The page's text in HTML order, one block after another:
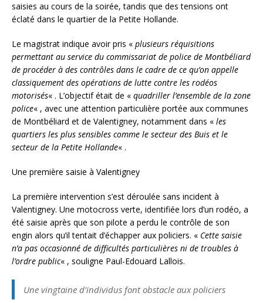
saisies au cours de la soirée, tandis que des tensions ont
éclaté dans le quartier de la Petite Hollande.
Le magistrat indique avoir pris « plusieurs réquisitions
permettant au service du commissariat de police de Montbéliard
de procéder à des contrôles dans le cadre de ce qu’on appelle
classiquement des opérations de lutte contre les rodéos
motorisés« . L’objectif était de « quadriller l’ensemble de la zone
police« , avec une attention particulière portée aux communes
de Montbéliard et de Valentigney, notamment dans « les
quartiers les plus sensibles comme le secteur des Buis et le
secteur de la Petite Hollande« .
Une première saisie à Valentigney
La première intervention s’est déroulée sans incident à
Valentigney. Une motocross verte, identifiée lors d’un rodéo, a
été saisie après que son pilote a perdu le contrôle de son
engin alors qu’il tentait d’échapper aux policiers. « Cette saisie
n’a pas occasionné de difficultés particulières ni de troubles à
l’ordre public« , souligne Paul-Edouard Lallois.
Une vingtaine d’individus font obstacle aux policiers